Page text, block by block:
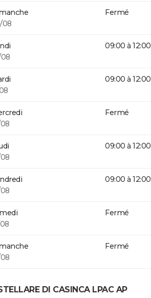
08
Fermé
09:00 à 12:00
09:00 à 12:00
Fermé
09:00 à 12:00
09:00 à 12:00
Fermé
Fermé
DI CASINCA LPAC AP